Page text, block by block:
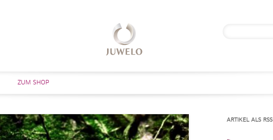
ZUM SHOP
ARTIKEL ALS RSS